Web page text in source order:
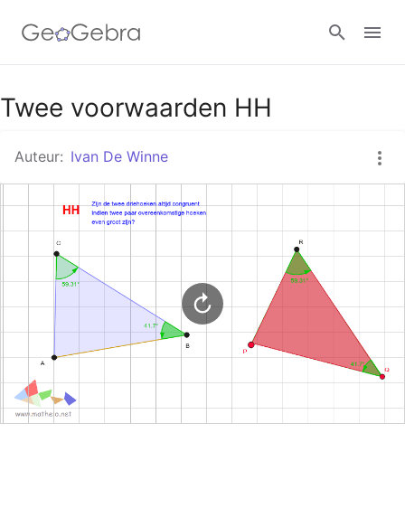
GeoGebra Klaslokaal
Aanmelden
Twee voorwaarden HH
Auteur: Ivan De Winne